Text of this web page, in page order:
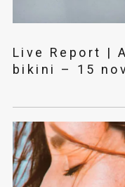
Live Report |
bikini – 15